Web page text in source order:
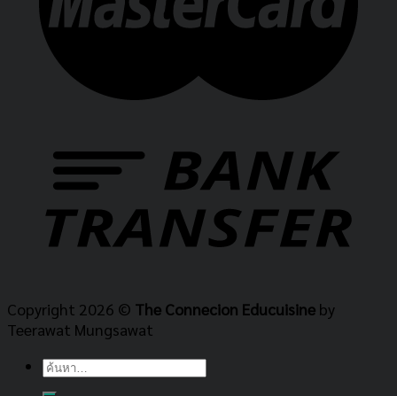
Copyright 2026 © The Connecion Educuisine by
Teerawat Mungsawat
ค้นหา: